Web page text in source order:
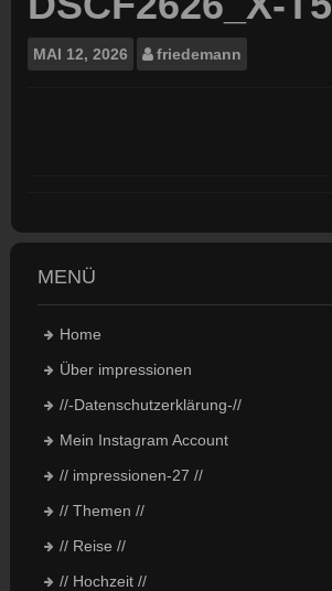
MAI 12, 2026 friedemann
MENÜ
Home
Über impressionen
//-Datenschutzerklärung-//
Mein Instagram Account
// impressionen-27 //
// Themen //
// Reise //
// Hochzeit //